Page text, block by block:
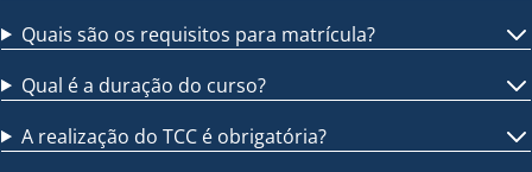
Quais são os requisitos para matrícula?
Qual é a duração do curso?
A realização do TCC é obrigatória?